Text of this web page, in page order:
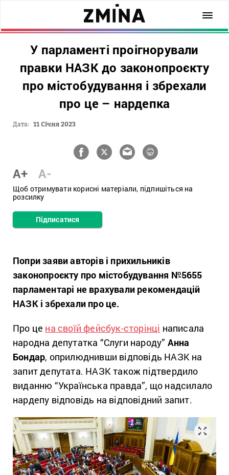
У парламенті проігнорували
правки НАЗК до законопроєкту
про містобудування і збрехали
про це – нардепка
Дата: 11 Січня 2023
A+ A-
Щоб отримувати корисні матеріали, підпишіться на
розсилку
Підписатися
Попри заяви авторів і прихильників
законопроєкту про містобудування №5655
парламентарі не врахували рекомендацій
НАЗК і збрехали про це.
Про це на своїй фейсбук-сторінці написала
народна депутатка “Слуги народу” Анна
Бондар, оприлюднивши відповідь НАЗК на
запит депутата. НАЗК також підтвердило
виданню “Українська правда”, що надсилало
нардепу відповідь на відповідний запит.